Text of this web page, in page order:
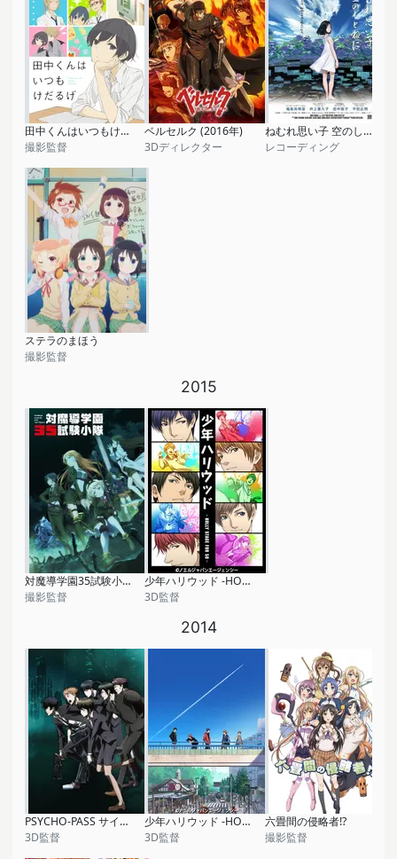
田中くんはいつもけだるげ
撮影監督
ベルセルク (2016年)
3Dディレクター
ねむれ思い子 空のしとねに
レコーディング
ステラのまほう
撮影監督
2015
対魔導学園35試験小隊
撮影監督
少年ハリウッド -HOLLY STAGE FOR 50-
3D監督
2014
PSYCHO-PASS サイコパス 新編集版
3D監督
少年ハリウッド -HOLLY STAGE FOR 49-
3D監督
六畳間の侵略者!?
撮影監督